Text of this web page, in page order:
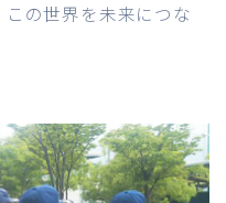
の世界を未来につな